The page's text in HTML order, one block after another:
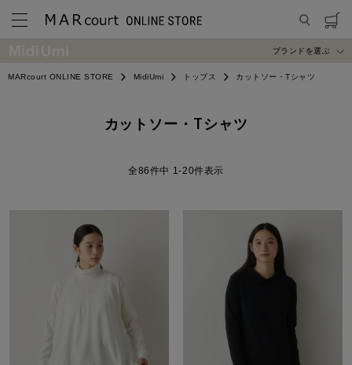
ブランドを選ぶ
MARcourt ONLINE STORE MidiUmi トップス カットソー・Tシャツ
カットソー・Tシャツ
86件中 1-20件表示